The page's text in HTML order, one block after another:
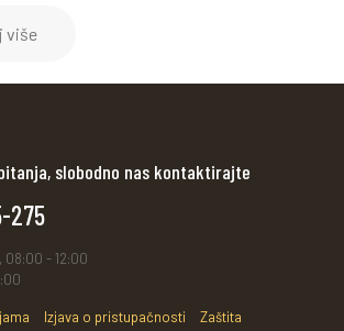
više
slobodno nas kontaktirajte
275
08:00 - 12:00
Izjava o pristupačnosti
Zaštita